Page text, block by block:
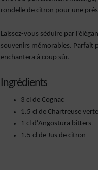
rondelle de citron pour une
Laissez-vous séduire par
souvenirs mémorables. Parfait
enchantera à coup sûr.
Ingrédients
3 cl de Cognac
1.5 cl de Chartreuse verte
1 cl d'Angostura bitters
1.5 cl de Jus de citron